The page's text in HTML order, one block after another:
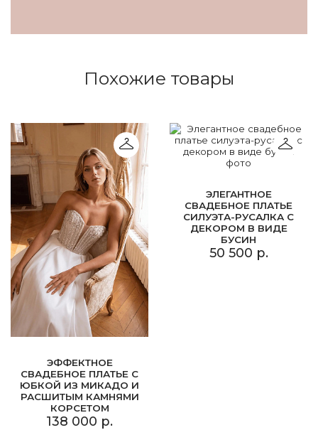
Похожие товары
ЭФФЕКТНОЕ
СВАДЕБНОЕ ПЛАТЬЕ С
ЮБКОЙ ИЗ МИКАДО И
РАСШИТЫМ КАМНЯМИ
КОРСЕТОМ
138 000 р.
ЭЛЕГАНТНОЕ
СВАДЕБНОЕ ПЛАТЬЕ
СИЛУЭТА-РУСАЛКА С
ДЕКОРОМ В ВИДЕ
БУСИН
50 500 р.